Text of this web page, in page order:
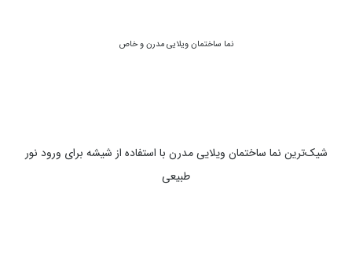
نما ساختمان ویلایی مدرن و خاص
شیک‌ترین نما ساختمان ویلایی مدرن با استفاده از شیشه برای ورود نور
طبیعی